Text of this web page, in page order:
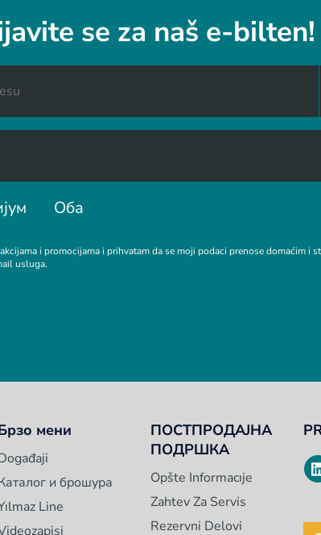
se za naš e-bilten!
Оба
i promocijama i prihvatam da se moji podaci prenose domaćim i
usluga.
мени
и брошура
Line
ПОСТПРОДАЈНА
ПОДРШКА
Opšte Informacıje
Zahtev Za Servis
Rezervni Delovi